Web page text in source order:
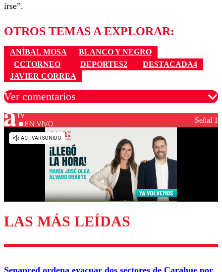
irse”.
OTROS TEMAS A EXPLORAR:
ANÍBAL MOSA
BLANCO Y NEGRO
CCTORNEO
DEPORTES2
DESTACADA4
JAVIER CORREA
Ver comentarios
Los comentarios son moderados para garantizar un
diálogo respetuoso.
Enviar comentario
EN VIVO Señal 1
LAS MÁS LEÍDAS
Senapred ordena evacuar dos sectores de Carahue por